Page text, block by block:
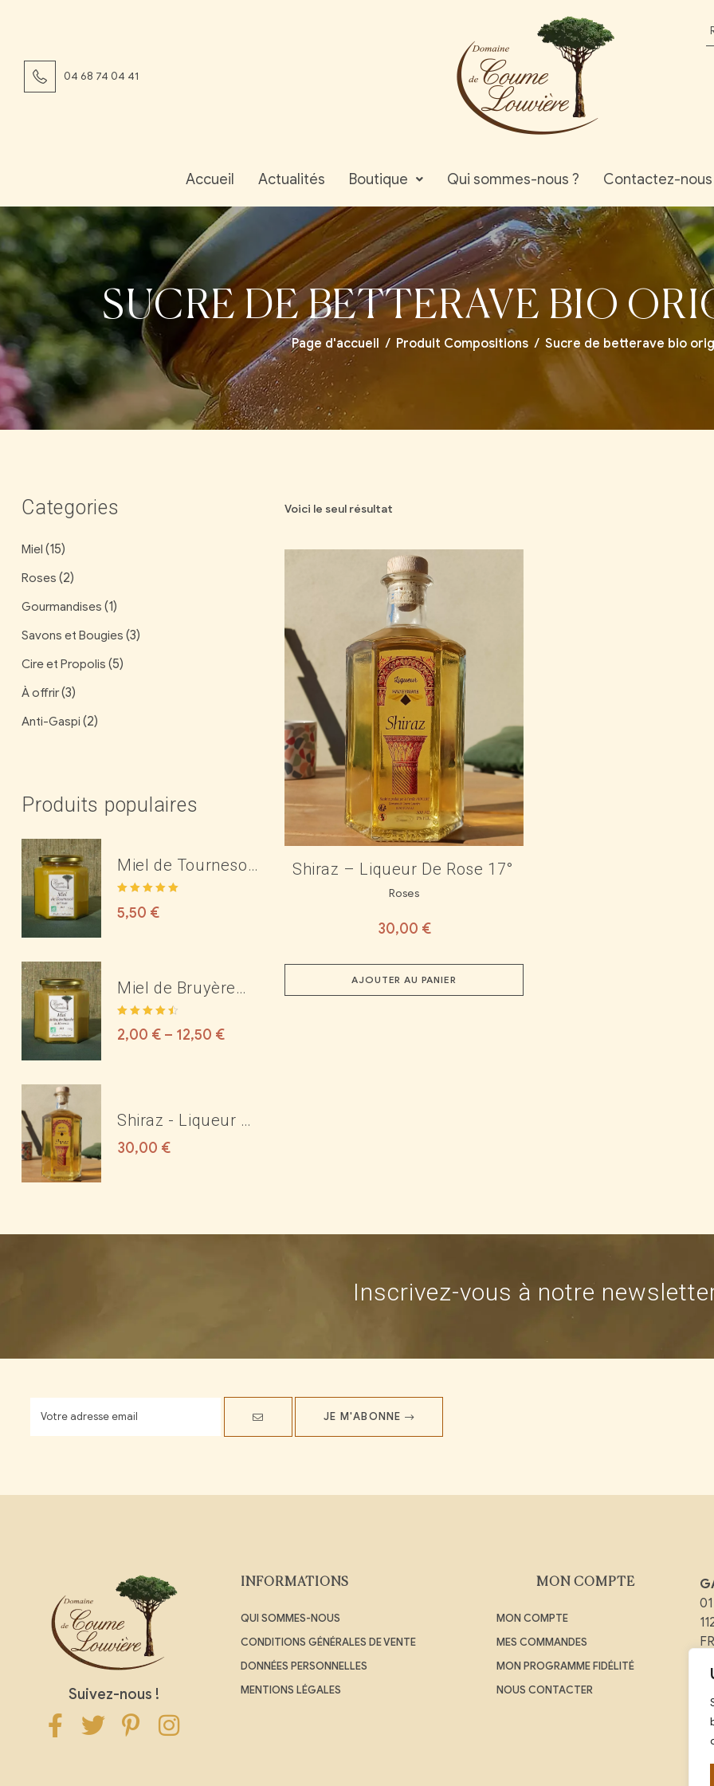
04 68 74 04 41
Accueil Actualités Boutique Qui sommes-nous ? Contactez-nous
SUCRE DE BETTERAVE BIO
Page d'accueil / Produit Compositions / Sucre de betterave bio
Voici le seul résultat
Shiraz – Liqueur De Rose 17°
Roses
30,00 €
AJOUTER AU PANIER
Categories
Miel (15)
Roses (2)
Gourmandises (1)
Savons et Bougies (3)
Cire et Propolis (5)
À offrir(3)
Anti-Gaspi (2)
Produits populaires
Miel de Tournesol
Bio de l'Aude
5
5,50 €
Miel de Bruyère
Blanche Bio des
Corbières ou du
sur 5
2,00 € – 12,50 €
Shiraz - Liqueur de
rose 17°
30,00 €
Inscrivez-vous à notre
JE M'ABONNE
Suivez-nous !
INFORMATIONS
QUI SOMMES-NOUS
CONDITIONS GÉNÉRALES DE VENTE
DONNÉES PERSONNELLES
MENTIONS LÉGALES
MON COMPTE
MON COMPTE
MES COMMANDES
MON PROGRAMME FIDÉLITÉ
NOUS CONTACTER